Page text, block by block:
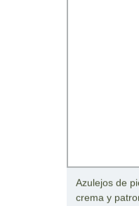
Azulejos de
crema y